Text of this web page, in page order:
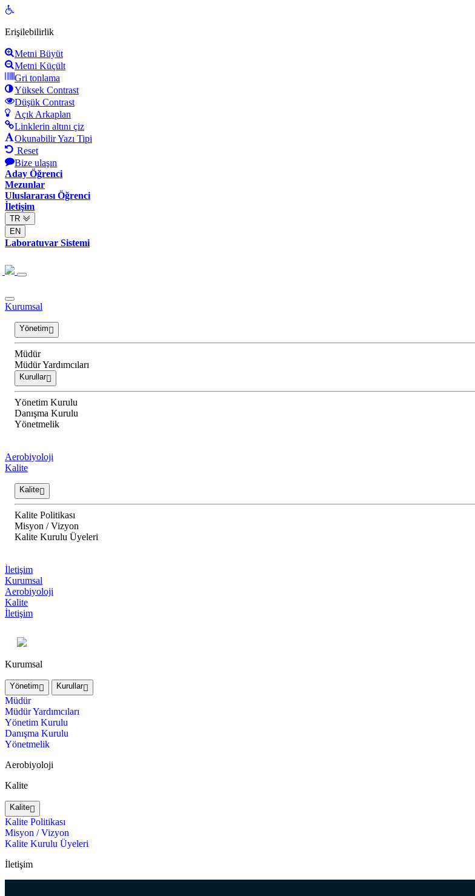
Open
Erişilebilirlik
Metni Büyüt
Metni Küçült
Gri tonlama
Yüksek Contrast
Düşük Contrast
Açık Arkaplan
Linklerin altını çiz
Okunabilir Yazı Tipi
Reset
Bize ulaşın
Aday Öğrenci
Mezunlar
Uluslararası Öğrenci
İletişim
TR
EN
Laboratuvar Sistemi
Kurumsal
Yönetim
Müdür
Müdür Yardımcıları
Kurullar
Yönetim Kurulu
Danışma Kurulu
Yönetmelik
Aerobiyoloji
Kalite
Kalite
Kalite Politikası
Misyon / Vizyon
Kalite Kurulu Üyeleri
İletişim
Kurumsal
Aerobiyoloji
Kalite
İletişim
Kurumsal
Yönetim Kurullar
Müdür
Müdür Yardımcıları
Yönetim Kurulu
Danışma Kurulu
Yönetmelik
Aerobiyoloji
Kalite
Kalite
Kalite Politikası
Misyon / Vizyon
Kalite Kurulu Üyeleri
İletişim